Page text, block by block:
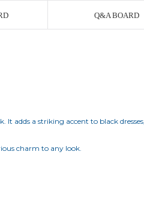
Q&A BOARD
adds a striking accent to black
charm to any look.